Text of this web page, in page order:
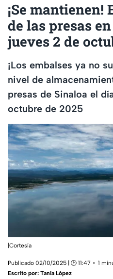
¡Se mantienen!
de las presas
jueves 2 de
¡Los embalses ya no
nivel de
presas de Sinaloa el
octubre de 2025
|Cortesía
Publicado 02/10/2025 | 🕑 11:47
1
Escrito por: Tania López